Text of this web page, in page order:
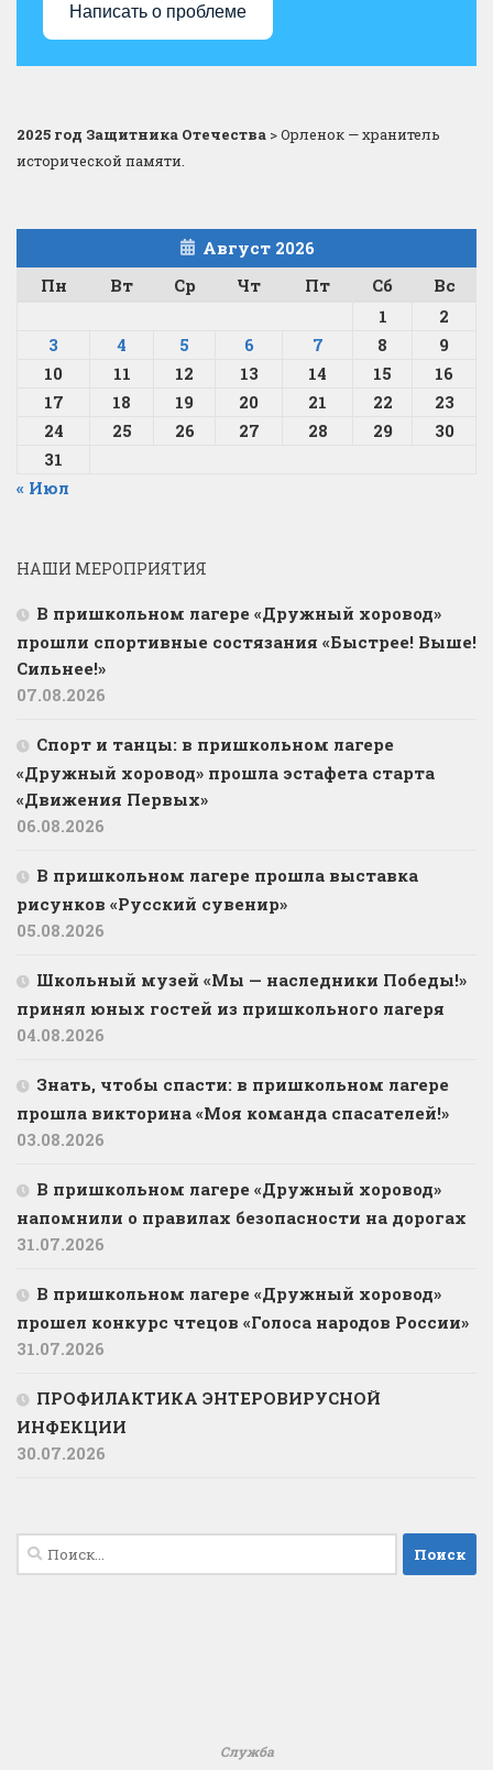
Написать о проблеме
2025 год Защитника Отечества >Орленок — хранитель
исторической памяти.
Август 2026
Пн
Вт Ср Чт Пт Сб
Вс
1
2
3
4 5 6 7 8
9
10
11 12 13 14 15
16
17
18 19 20 21 22
23
24
25 26 27 28 29
30
31
« Июл
НАШИ МЕРОПРИЯТИЯ
В пришкольном лагере «Дружный хоровод»
прошли спортивные состязания «Быстрее! Выше!
Сильнее!»
07.08.2026
Спорт и танцы: в пришкольном лагере
«Дружный хоровод» прошла эстафета старта
«Движения Первых»
06.08.2026
В пришкольном лагере прошла выставка
рисунков «Русский сувенир»
05.08.2026
Школьный музей «Мы — наследники Победы!»
принял юных гостей из пришкольного лагеря
04.08.2026
Знать, чтобы спасти: в пришкольном лагере
прошла викторина «Моя команда спасателей!»
03.08.2026
В пришкольном лагере «Дружный хоровод»
напомнили о правилах безопасности на дорогах
31.07.2026
В пришкольном лагере «Дружный хоровод»
прошел конкурс чтецов «Голоса народов России»
31.07.2026
ПРОФИЛАКТИКА ЭНТЕРОВИРУСНОЙ
ИНФЕКЦИИ
30.07.2026
Найти:
Служба